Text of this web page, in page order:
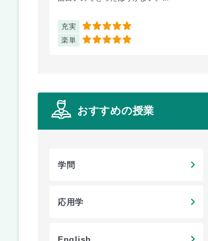
充実 5
楽単 5
おすすめの授業
学問
応用学